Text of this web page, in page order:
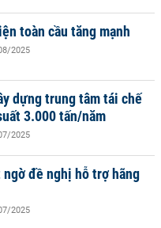
toàn cầu tăng mạnh
2025
dựng trung tâm tái chế
3.000 tấn/năm
2025
đề nghị hỗ trợ hãng
2025